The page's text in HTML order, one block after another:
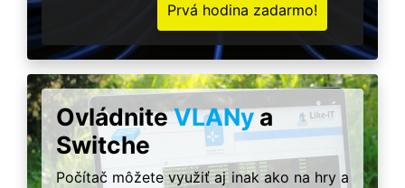
Prvá hodina zadarmo!
OvládniteVLANya
Switche
Počítač môžete využiť aj inak ako na hry a